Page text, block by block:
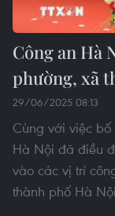
Công an Hà
phường, xã
29/06/2025 08:13
Cùng với việc
Hà Nội đã điều
vào các vị trí
thành phố Hà